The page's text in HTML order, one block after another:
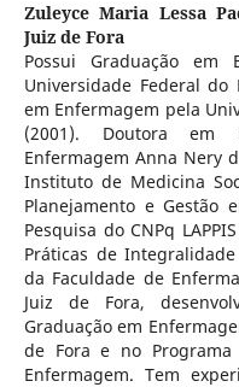
Zuleyce Maria Lessa
Juiz de Fora
Possui Graduação em
Universidade Federal
em Enfermagem pela
(2001). Doutora em
Enfermagem Anna Nery
Instituto de Medicina
Planejamento e Gestão
Pesquisa do CNPq
Práticas de
da Faculdade de
Juiz de Fora,
Graduação em
de Fora e no Programa
Enfermagem. Tem